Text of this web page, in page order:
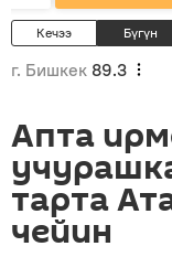
Кечээ Бүгүн
г. Бишкек 89.3
Апта
тарта
чейин